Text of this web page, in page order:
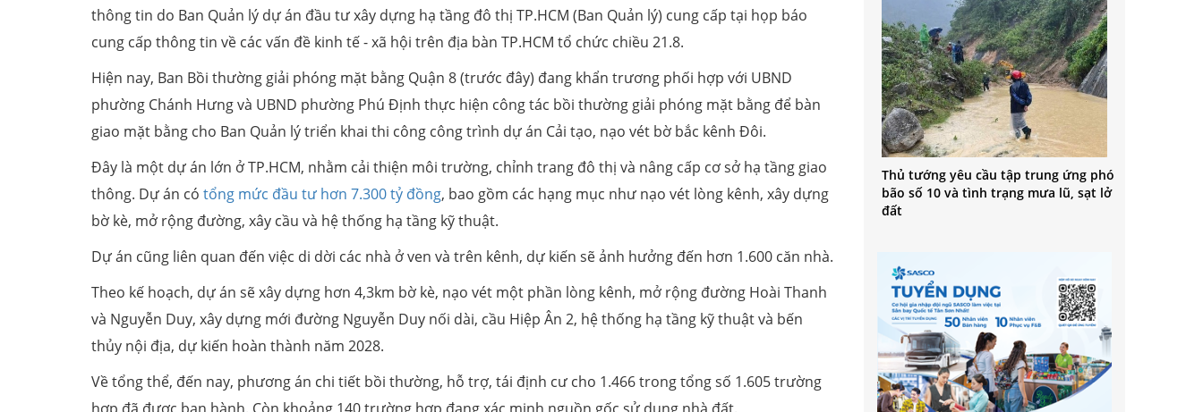
thông tin do Ban Quản lý dự án đầu tư xây dựng hạ tầng đô thị TP.HCM (Ban Quản lý) cung cấp tại họp báo
cung cấp thông tin về các vấn đề kinh tế - xã hội trên địa bàn TP.HCM tổ chức chiều 21.8.
Hiện nay, Ban Bồi thường giải phóng mặt bằng Quận 8 (trước đây) đang khẩn trương phối hợp với UBND
phường Chánh Hưng và UBND phường Phú Định thực hiện công tác bồi thường giải phóng mặt bằng để bàn
giao mặt bằng cho Ban Quản lý triển khai thi công công trình dự án Cải tạo, nạo vét bờ bắc kênh Đôi.
Đây là một dự án lớn ở TP.HCM, nhằm cải thiện môi trường, chỉnh trang đô thị và nâng cấp cơ sở hạ tầng giao
thông. Dự án có tổng mức đầu tư hơn 7.300 tỷ đồng, bao gồm các hạng mục như nạo vét lòng kênh, xây dựng
bờ kè, mở rộng đường, xây cầu và hệ thống hạ tầng kỹ thuật.
Dự án cũng liên quan đến việc di dời các nhà ở ven và trên kênh, dự kiến sẽ ảnh hưởng đến hơn 1.600 căn nhà.
Theo kế hoạch, dự án sẽ xây dựng hơn 4,3km bờ kè, nạo vét một phần lòng kênh, mở rộng đường Hoài Thanh
và Nguyễn Duy, xây dựng mới đường Nguyễn Duy nối dài, cầu Hiệp Ân 2, hệ thống hạ tầng kỹ thuật và bến
thủy nội địa, dự kiến hoàn thành năm 2028.
Về tổng thể, đến nay, phương án chi tiết bồi thường, hỗ trợ, tái định cư cho 1.466 trong tổng số 1.605 trường
Thủ tướng yêu cầu tập trung ứng phó
bão số 10 và tình trạng mưa lũ, sạt lở
đất